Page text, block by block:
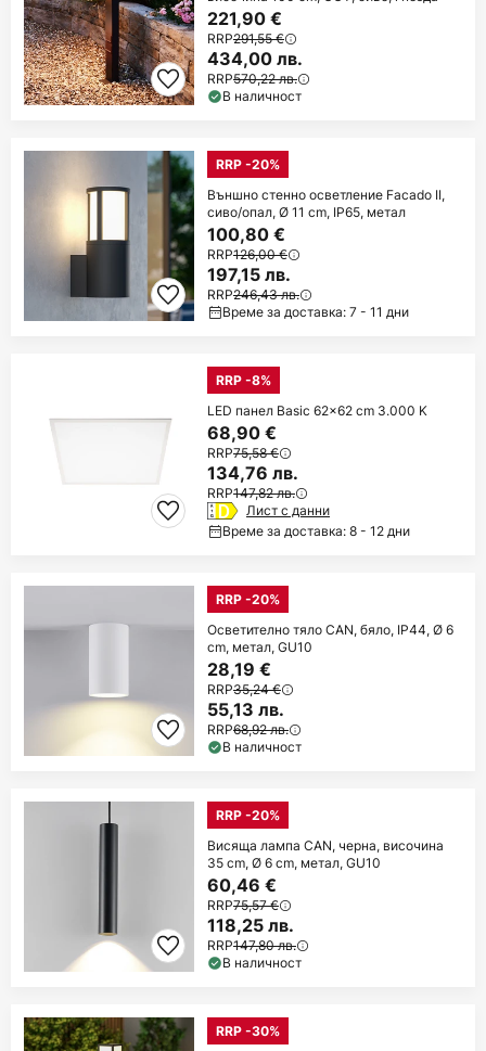
221,90 €
RRP291,55 €
434,00 лв.
RRP570,22 лв.
В наличност
RRP -20%
Външно стенно осветление Facado II,
сиво/опал, Ø 11 cm, IP65, метал
100,80 €
RRP126,00 €
197,15 лв.
RRP246,43 лв.
Време за доставка: 7 - 11 дни
RRP -8%
LED панел Basic 62x62 cm 3.000 K
68,90 €
RRP75,58 €
134,76 лв.
RRP147,82 лв.
Лист с данни
Време за доставка: 8 - 12 дни
RRP -20%
Осветително тяло CAN, бяло, IP44, Ø 6
cm, метал, GU10
28,19 €
RRP35,24 €
55,13 лв.
RRP68,92 лв.
В наличност
RRP -20%
Висяща лампа CAN, черна, височина
35 cm, Ø 6 cm, метал, GU10
60,46 €
RRP75,57 €
118,25 лв.
RRP147,80 лв.
В наличност
RRP -30%